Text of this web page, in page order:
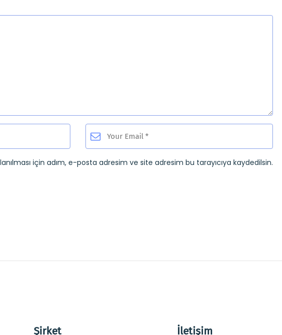
için adım, e-posta adresim ve site adresim bu tarayıcıya kaydedilsin.
Şirket İletişim